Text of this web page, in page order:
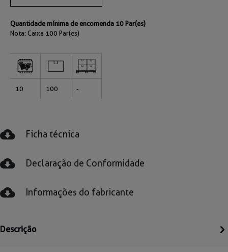
Quantidade mínima de encomenda 10 Par(es)
Nota: Caixa 100 Par(es)
10 100 -
Ficha técnica
Declaração de Conformidade
Informações do fabricante
Descrição